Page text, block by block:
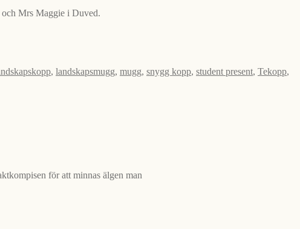
Mrs Maggie i Duved.
, landskapsmugg, mugg, snygg kopp, student present, Tekopp,
för att minnas älgen man